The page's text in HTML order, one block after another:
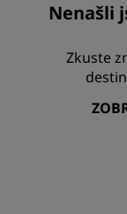
Nenašli
Zkuste